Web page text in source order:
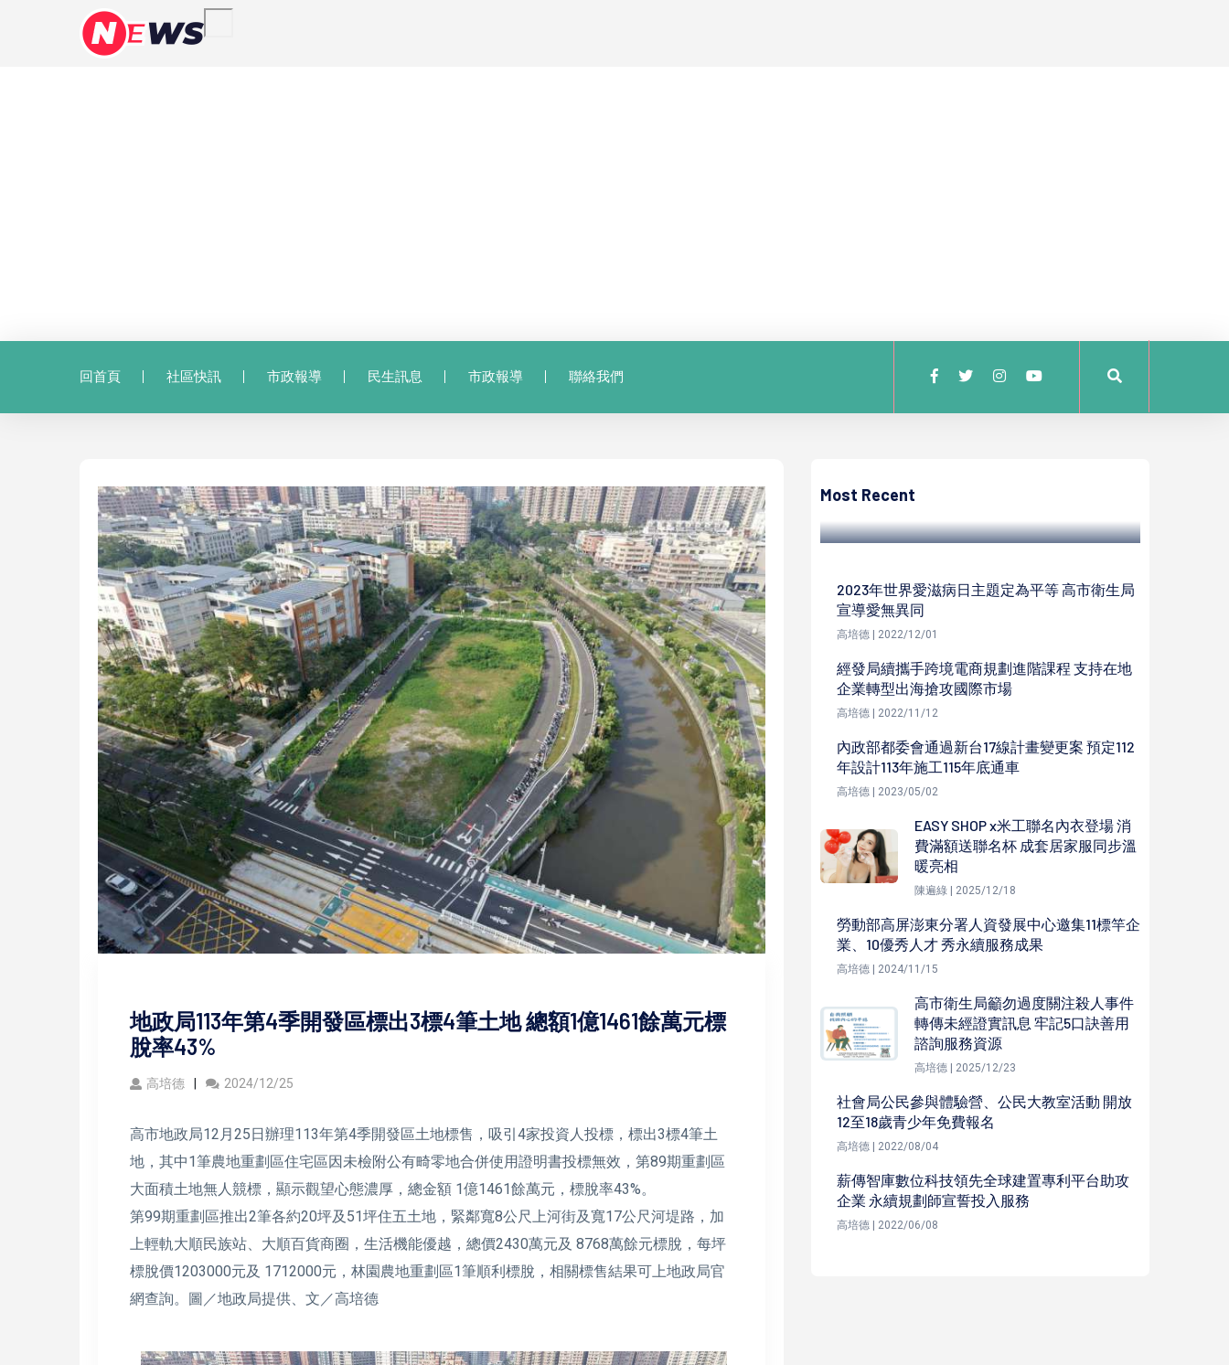
回首頁 社區快訊 市政報導 民生訊息 市政報導 聯絡我們
地政局113年第4季開發區標出3標4筆土地 總額1億1461餘萬元標
脫率43%
高培德 2024/12/25
高市地政局12月25日辦理113年第4季開發區土地標售，吸引4家投資人投標，標出3標4筆土
地，其中1筆農地重劃區住宅區因未檢附公有畸零地合併使用證明書投標無效，第89期重劃區
大面積土地無人競標，顯示觀望心態濃厚，總金額 1億1461餘萬元，標脫率43%。
第99期重劃區推出2筆各約20坪及51坪住五土地，緊鄰寬8公尺上河街及寬17公尺河堤路，加
上輕軌大順民族站、大順百貨商圈，生活機能優越，總價2430萬元及 8768萬餘元標脫，每坪
標脫價1203000元及 1712000元，林園農地重劃區1筆順利標脫，相關標售結果可上地政局官
網查詢。圖／地政局提供、文／高培德
Most Recent
談交流船隊運作現況、晉升制度
2023年世界愛滋病日主題定為平等 高市衛生局
宣導愛無異同
高培德 | 2022/12/01
經發局續攜手跨境電商規劃進階課程 支持在地
企業轉型出海搶攻國際市場
高培德 | 2022/11/12
內政部都委會通過新台17線計畫變更案 預定112
年設計113年施工115年底通車
高培德 | 2023/05/02
EASY SHOP x米工聯名內衣登場 消
費滿額送聯名杯 成套居家服同步溫
暖亮相
陳遍綠 | 2025/12/18
勞動部高屏澎東分署人資發展中心邀集11標竿企
業、10優秀人才 秀永續服務成果
高培德 | 2024/11/15
高市衛生局籲勿過度關注殺人事件
轉傳未經證實訊息 牢記5口訣善用
諮詢服務資源
高培德 | 2025/12/23
社會局公民參與體驗營、公民大教室活動 開放
12至18歲青少年免費報名
高培德 | 2022/08/04
薪傳智庫數位科技領先全球建置專利平台助攻
企業 永續規劃師宣誓投入服務
高培德 | 2022/06/08